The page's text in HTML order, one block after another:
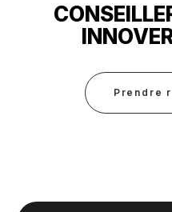
Prendre